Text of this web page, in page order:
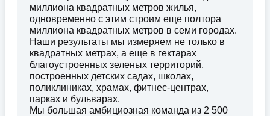
миллиона квадратных метров жилья,
одновременно с этим строим еще полтора
миллиона квадратных метров в семи городах.
Наши результаты мы измеряем не только в
квадратных метрах, а еще в гектарах
благоустроенных зеленых территорий,
построенных детских садах, школах,
поликлиниках, храмах, фитнес-центрах,
парках и бульварах.
Мы большая амбициозная команда из 2 500